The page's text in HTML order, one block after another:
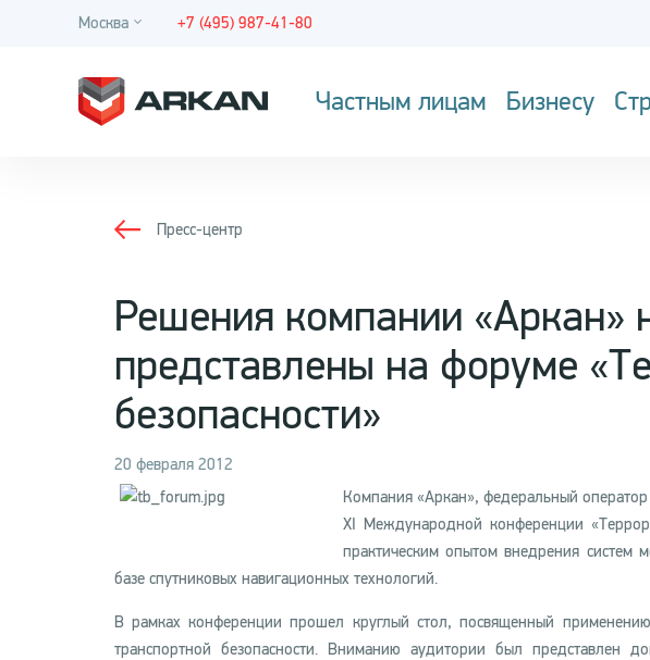
Москва +7 (495) 987-41-80
Частным лицам Бизнесу
Пресс-центр
Решения компании
представлены на форуме
безопасности»
20 февраля 2012
Компания «Аркан», федеральный
XI Международной конференции
практическим опытом внедрения систем
базе спутниковых навигационных технологий.
В рамках конференции прошел круглый стол, посвященный
транспортной безопасности. Вниманию аудитории был представлен